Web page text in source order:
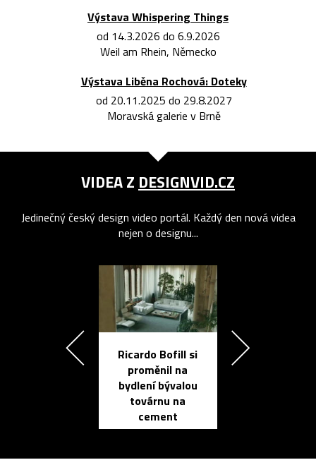
Výstava Whispering Things
od 14.3.2026 do 6.9.2026
Weil am Rhein, Německo
Výstava Liběna Rochová: Doteky
od 20.11.2025 do 29.8.2027
Moravská galerie v Brně
VIDEA Z DESIGNVID.CZ
Jedinečný český design video portál. Každý den nová videa
nejen o designu...
Ricardo Bofill si
proměnil na
bydlení bývalou
továrnu na
cement